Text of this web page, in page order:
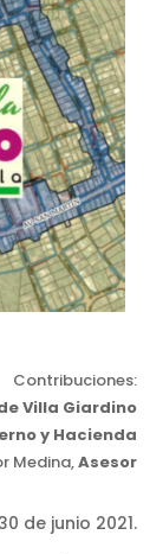
Contribuciones:
Villa Giardino
y Hacienda
Medina,Asesor
de junio 2021.